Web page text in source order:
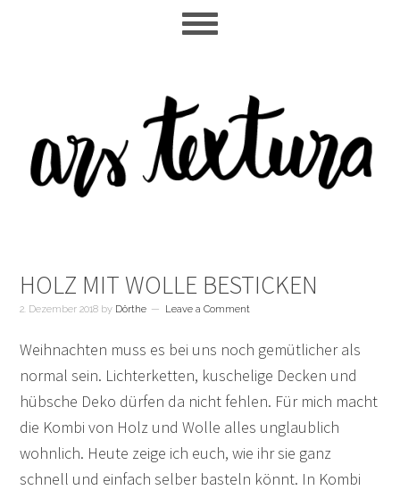
HOLZ MIT WOLLE BESTICKEN
2. Dezember 2018 by Dörthe Leave a Comment
Weihnachten muss es bei uns noch gemütlicher als
normal sein. Lichterketten, kuschelige Decken und
hübsche Deko dürfen da nicht fehlen. Für mich macht
die Kombi von Holz und Wolle alles unglaublich
wohnlich. Heute zeige ich euch, wie ihr sie ganz
schnell und einfach selber basteln könnt. In Kombi